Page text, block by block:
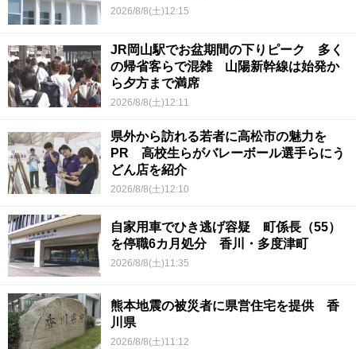
2026/8/8(土)12:15
JR岡山駅でお盆期間の下りピーク 多く
の帰省客らで混雑 山陽新幹線は始発か
ら夕方まで満席
2026/8/8(土)12:11
県外から訪れる若者に高松市の魅力を
PR 高校生らがバレーボール選手らにう
どん店を紹介
2026/8/8(土)12:10
自家用車でひき逃げ容疑 町係長（55）
を停職6カ月処分 香川・多度津町
2026/8/8(土)11:35
熊本地震の被災者に県営住宅を提供 香
川県
2026/8/8(土)11:12